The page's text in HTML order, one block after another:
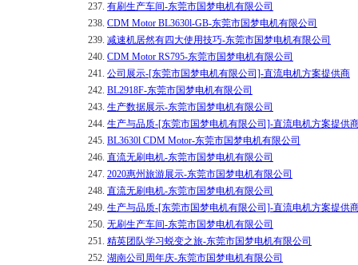
237. 有刷生产车间-东莞市国梦电机有限公司
238. CDM Motor BL3630l-GB-东莞市国梦电机有限公司
239. 减速机居然有四大使用技巧-东莞市国梦电机有限公司
240. CDM Motor RS795-东莞市国梦电机有限公司
241. 公司展示-[东莞市国梦电机有限公司]-直流电机方案提供商
242. BL2918F-东莞市国梦电机有限公司
243. 生产数据展示-东莞市国梦电机有限公司
244. 生产与品质-[东莞市国梦电机有限公司]-直流电机方案提供
245. BL3630l CDM Motor-东莞市国梦电机有限公司
246. 直流无刷电机-东莞市国梦电机有限公司
247. 2020惠州旅游展示-东莞市国梦电机有限公司
248. 直流无刷电机-东莞市国梦电机有限公司
249. 生产与品质-[东莞市国梦电机有限公司]-直流电机方案提供
250. 无刷生产车间-东莞市国梦电机有限公司
251. 精英团队学习蜕变之旅-东莞市国梦电机有限公司
252. 湖南公司周年庆-东莞市国梦电机有限公司